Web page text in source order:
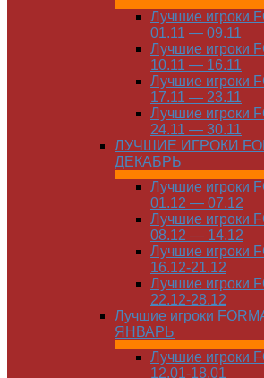
Лучшие игроки
01.11 — 09.11
Лучшие игроки
10.11 — 16.11
Лучшие игроки
17.11 — 23.11
Лучшие игроки
24.11 — 30.11
ЛУЧШИЕ ИГРОКИ
ДЕКАБРЬ
Лучшие игроки
01.12 — 07.12
Лучшие игроки
08.12 — 14.12
Лучшие игроки
16.12-21.12
Лучшие игроки
22.12-28.12
Лучшие игроки
ЯНВАРЬ
Лучшие игроки
12.01-18.01